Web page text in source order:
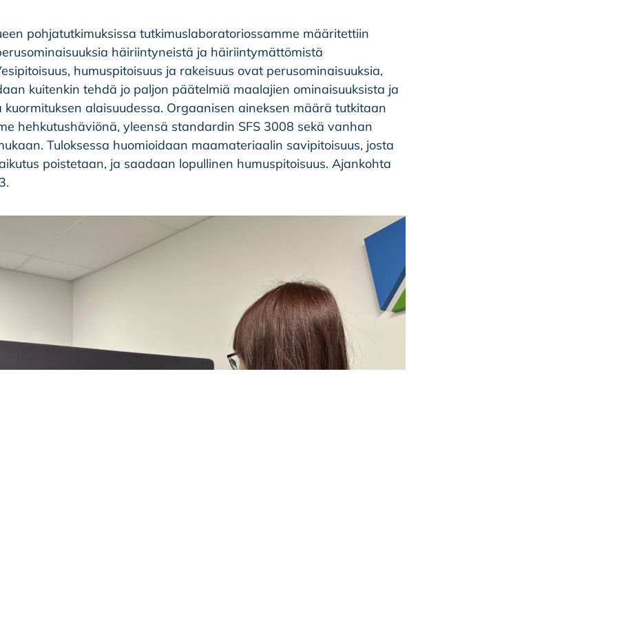
pohjatutkimuksissa tutkimuslaboratoriossamme määritettiin
häiriintyneistä ja häiriintymättömistä
humuspitoisuus ja rakeisuus ovat perusominaisuuksia,
kuitenkin tehdä jo paljon päätelmiä maalajien ominaisuuksista ja
alaisuudessa. Orgaanisen aineksen määrä tutkitaan
hehkutushäviönä, yleensä standardin SFS 3008 sekä vanhan
Tuloksessa huomioidaan maamateriaalin savipitoisuus, josta
poistetaan, ja saadaan lopullinen humuspitoisuus. Ajankohta